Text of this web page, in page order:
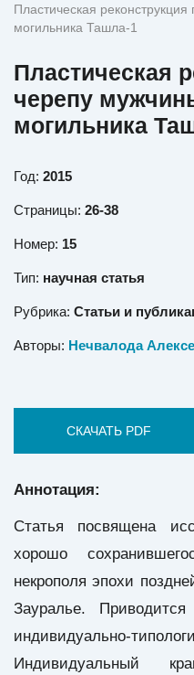
Пластическая
могильника Ташла-1
Пластическая
черепу
могильника
Год: 2015
Страницы: 26-38
Номер: 15
Тип: научная статья
Рубрика: Статьи и
Авторы: Нечвалода
СКАЧАТЬ PDF
Аннотация:
Статья посвящена
хорошо
некрополя эпохи
Зауралье.
индивидуально-
Индивидуальный